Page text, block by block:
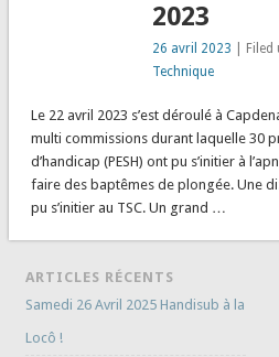
2023
26 avril 2023 |
Technique
Le 22 avril 2023 s’est déroulé à
multi commissions durant laquelle 30
d’handicap (PESH) ont pu s’initier à
faire des baptêmes de plongée. Une
pu s’initier au TSC. Un grand …
ARTICLES RÉCENTS
Samedi 26 Avril 2025 Handisub à la
Locô !